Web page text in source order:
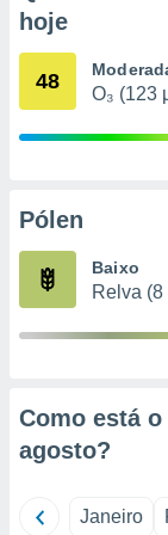
qual se
tal,
ou opor-
qualquer
o
num
hoje
48
O₃ (123
Pólen
Baixo
Relva (8
Como está
agosto?
Janeiro